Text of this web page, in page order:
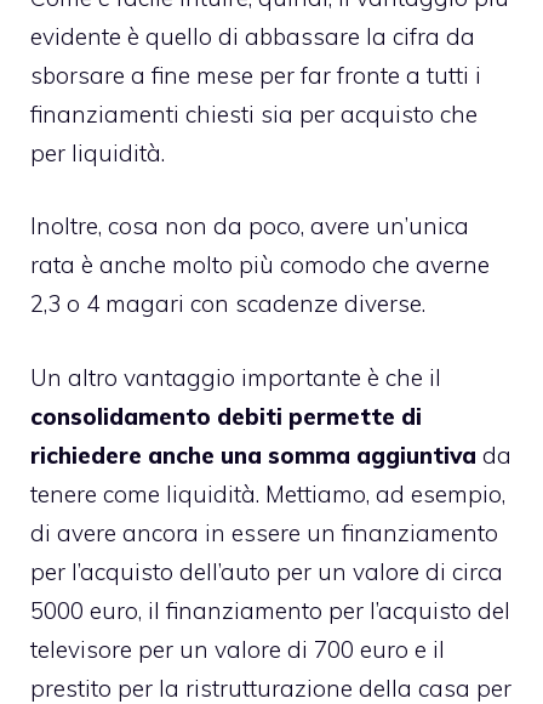
evidente è quello di abbassare la cifra da
sborsare a fine mese per far fronte a tutti i
finanziamenti chiesti sia per acquisto che
per liquidità.
Inoltre, cosa non da poco, avere un’unica
rata è anche molto più comodo che averne
2,3 o 4 magari con scadenze diverse.
Un altro vantaggio importante è che il
consolidamento debiti permette di
richiedere anche una somma aggiuntiva da
tenere come liquidità. Mettiamo, ad esempio,
di avere ancora in essere un finanziamento
per l’acquisto dell’auto per un valore di circa
5000 euro, il finanziamento per l’acquisto del
televisore per un valore di 700 euro e il
prestito per la ristrutturazione della casa per